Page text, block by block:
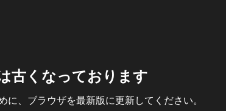
古くなっております
、ブラウザを最新版に更新してください。